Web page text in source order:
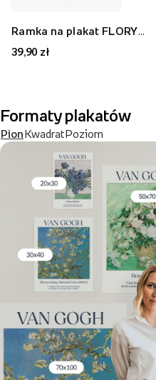
39,90 zł
Formaty plakatów
PionKwadratPoziom